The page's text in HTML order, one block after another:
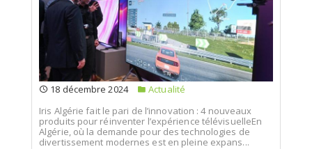
18 décembre 2024
Actualité
Iris Algérie fait le pari de l’innovation : 4 nouveaux
produits pour réinventer l’expérience télévisuelleEn
Algérie, où la demande pour des technologies de
divertissement modernes est en pleine expans...